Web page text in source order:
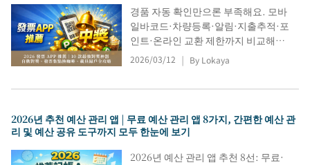
경품 자동 확인만으론 부족해요. 모바
일바코드·차량등록·알림·지출추적·포
인트·온라인 교환 제한까지 비교해야
합니다. 본문은 공식 ‘Uniform Invoice
Prize Redemption’ 포함 인기 10종을
2026/03/12 By Lokaya
2026년 추천 예산 관리 앱 | 무료 예산 관리 앱 8가지, 간편한 예산 관
리 및 예산 공유 도구까지 모두 한눈에 보기
2026년 예산 관리 앱 추천 8선: 무료·